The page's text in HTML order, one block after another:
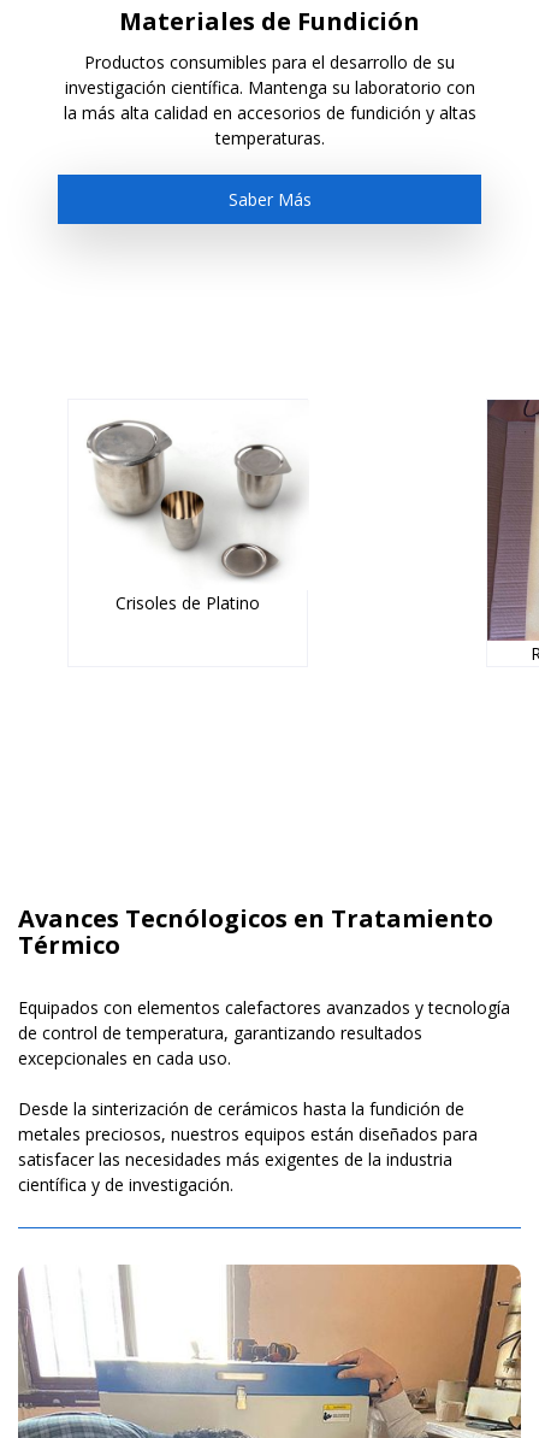
Materiales de Fundición
Productos consumibles para el desarrollo de su
investigación científica. Mantenga su laboratorio con
la más alta calidad en accesorios de fundición y altas
temperaturas.
Saber Más
Crisoles de Platino
Avances Tecnólogicos en Tratamiento
Térmico
Equipados con elementos calefactores avanzados y tecnología
de control de temperatura, garantizando resultados
excepcionales en cada uso.
Desde la sinterización de cerámicos hasta la fundición de
metales preciosos, nuestros equipos están diseñados para
satisfacer las necesidades más exigentes de la industria
científica y de investigación.